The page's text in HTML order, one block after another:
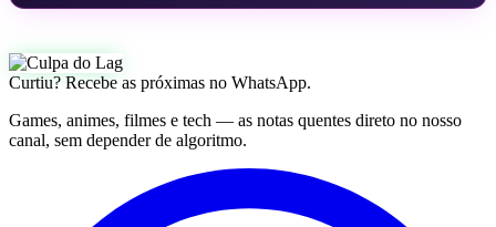
Curtiu? Recebe as próximas no WhatsApp.
Games, animes, filmes e tech — as notas quentes direto no nosso
canal, sem depender de algoritmo.